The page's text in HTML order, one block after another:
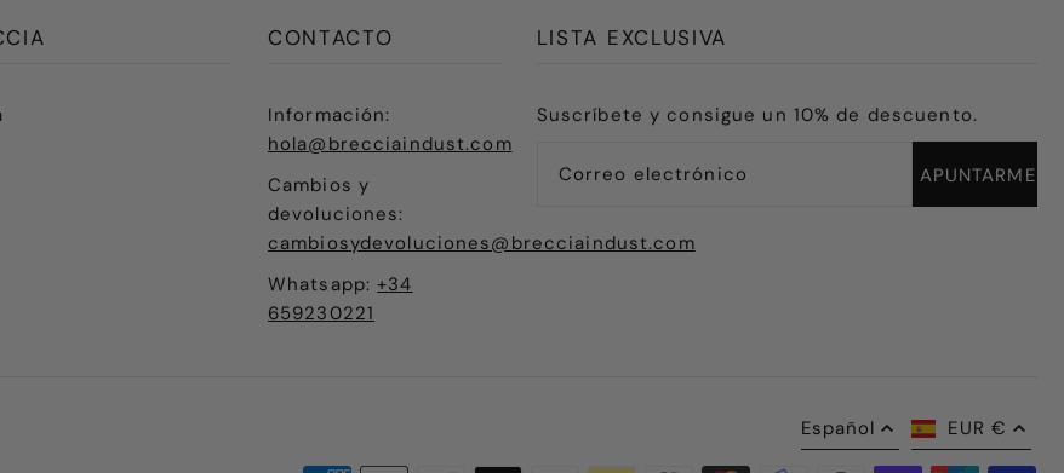
CONTACTO
Información:
hola@brecciaindust.com
Cambios y
devoluciones:
cambiosydevoluciones@brecciaindust.com
Whatsapp:+34
659230221
LISTA EXCLUSIVA
Suscríbete y consigue un 10% de descuento.
Español EUR €